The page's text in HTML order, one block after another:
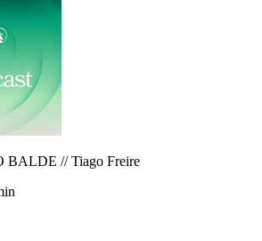
BALDE // Tiago Freire